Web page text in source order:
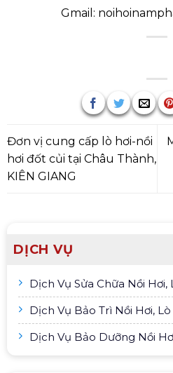
DỊCH VỤ
Dịch Vụ Sửa Chữa Nồi
Dịch Vụ Bảo Trì Nồi Hơi,
Dịch Vụ Bảo Dưỡng Nồi
Gmail:
Đơn vị cung cấp lò hơi-nồi
hơi đốt củi tại Châu Thành,
KIÊN GIANG